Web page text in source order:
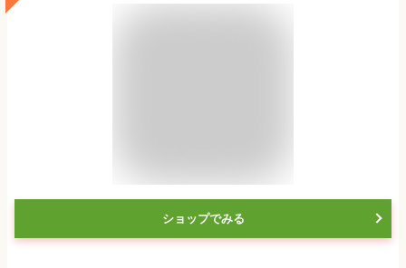
ショップでみる